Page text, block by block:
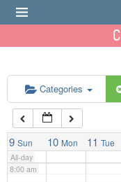
Categories
9 Sun 10 Mon 11 Tue
All-day
6:00 am
7:00 am
8:00 am